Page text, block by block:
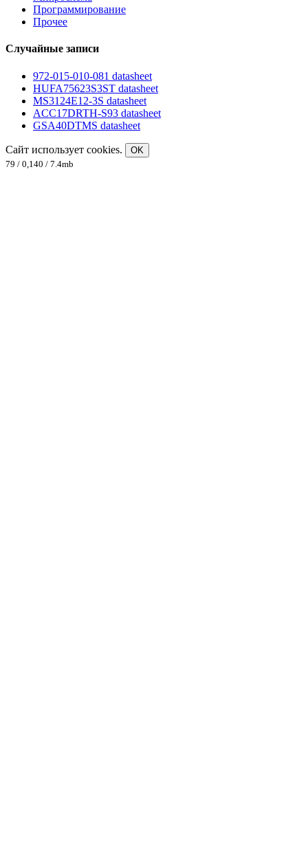
Программирование
Прочее
Случайные записи
972-015-010-081 datasheet
HUFA75623S3ST datasheet
MS3124E12-3S datasheet
ACC17DRTH-S93 datasheet
GSA40DTMS datasheet
Сайт использует cookies.
OK
79 / 0,140 / 7.4mb